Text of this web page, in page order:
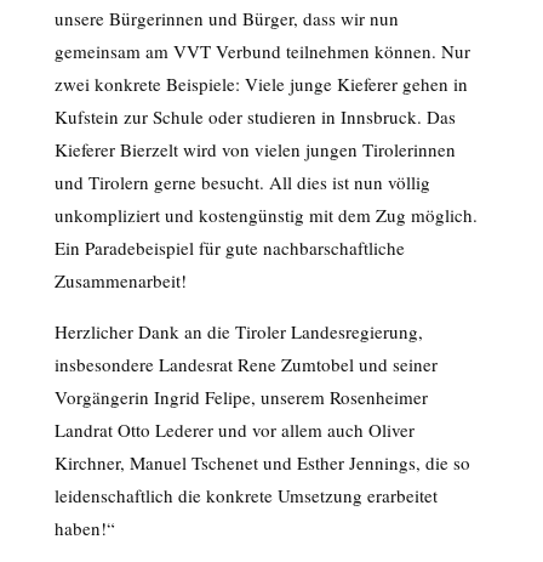
unsere Bürgerinnen und Bürger, dass wir nun
gemeinsam am VVT Verbund teilnehmen können. Nur
zwei konkrete Beispiele: Viele junge Kieferer gehen in
Kufstein zur Schule oder studieren in Innsbruck. Das
Kieferer Bierzelt wird von vielen jungen Tirolerinnen
und Tirolern gerne besucht. All dies ist nun völlig
unkompliziert und kostengünstig mit dem Zug möglich.
Ein Paradebeispiel für gute nachbarschaftliche
Zusammenarbeit!
Herzlicher Dank an die Tiroler Landesregierung,
insbesondere Landesrat Rene Zumtobel und seiner
Vorgängerin Ingrid Felipe, unserem Rosenheimer
Landrat Otto Lederer und vor allem auch Oliver
Kirchner, Manuel Tschenet und Esther Jennings, die so
leidenschaftlich die konkrete Umsetzung erarbeitet
haben!“